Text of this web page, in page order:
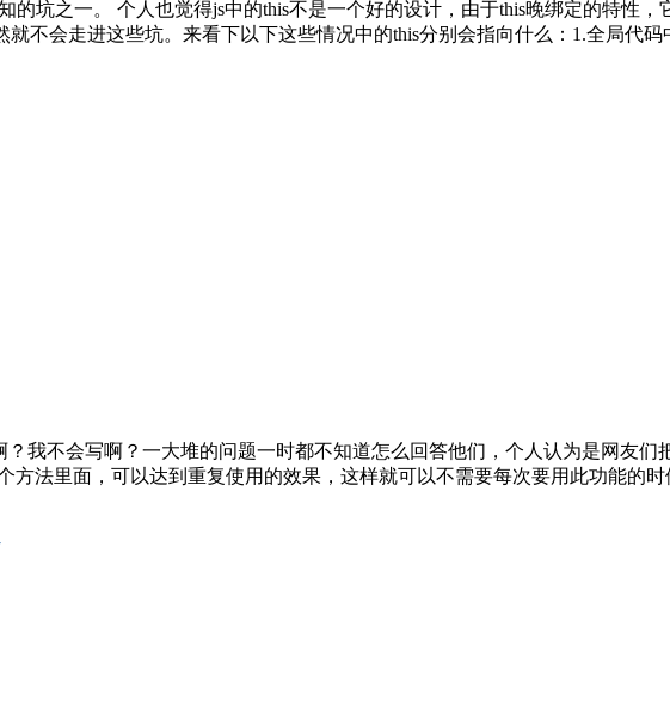
的坑之一。 个人也觉得js中的this不是一个好的设计，由于this晚绑定的特性
就不会走进这些坑。来看下以下这些情况中的this分别会指向什么：1.全局代
？我不会写啊？一大堆的问题一时都不知道怎么回答他们，个人认为是网友
方法里面，可以达到重复使用的效果，这样就可以不需要每次要用此功能的